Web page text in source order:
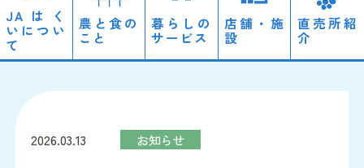
JAはく
いについ
て
経営理念・概要
農と食の
こと
営農情報
暮らしの
サービス
ローン
店舗・施
設
直売所紹
介
2026.03.13 お知らせ